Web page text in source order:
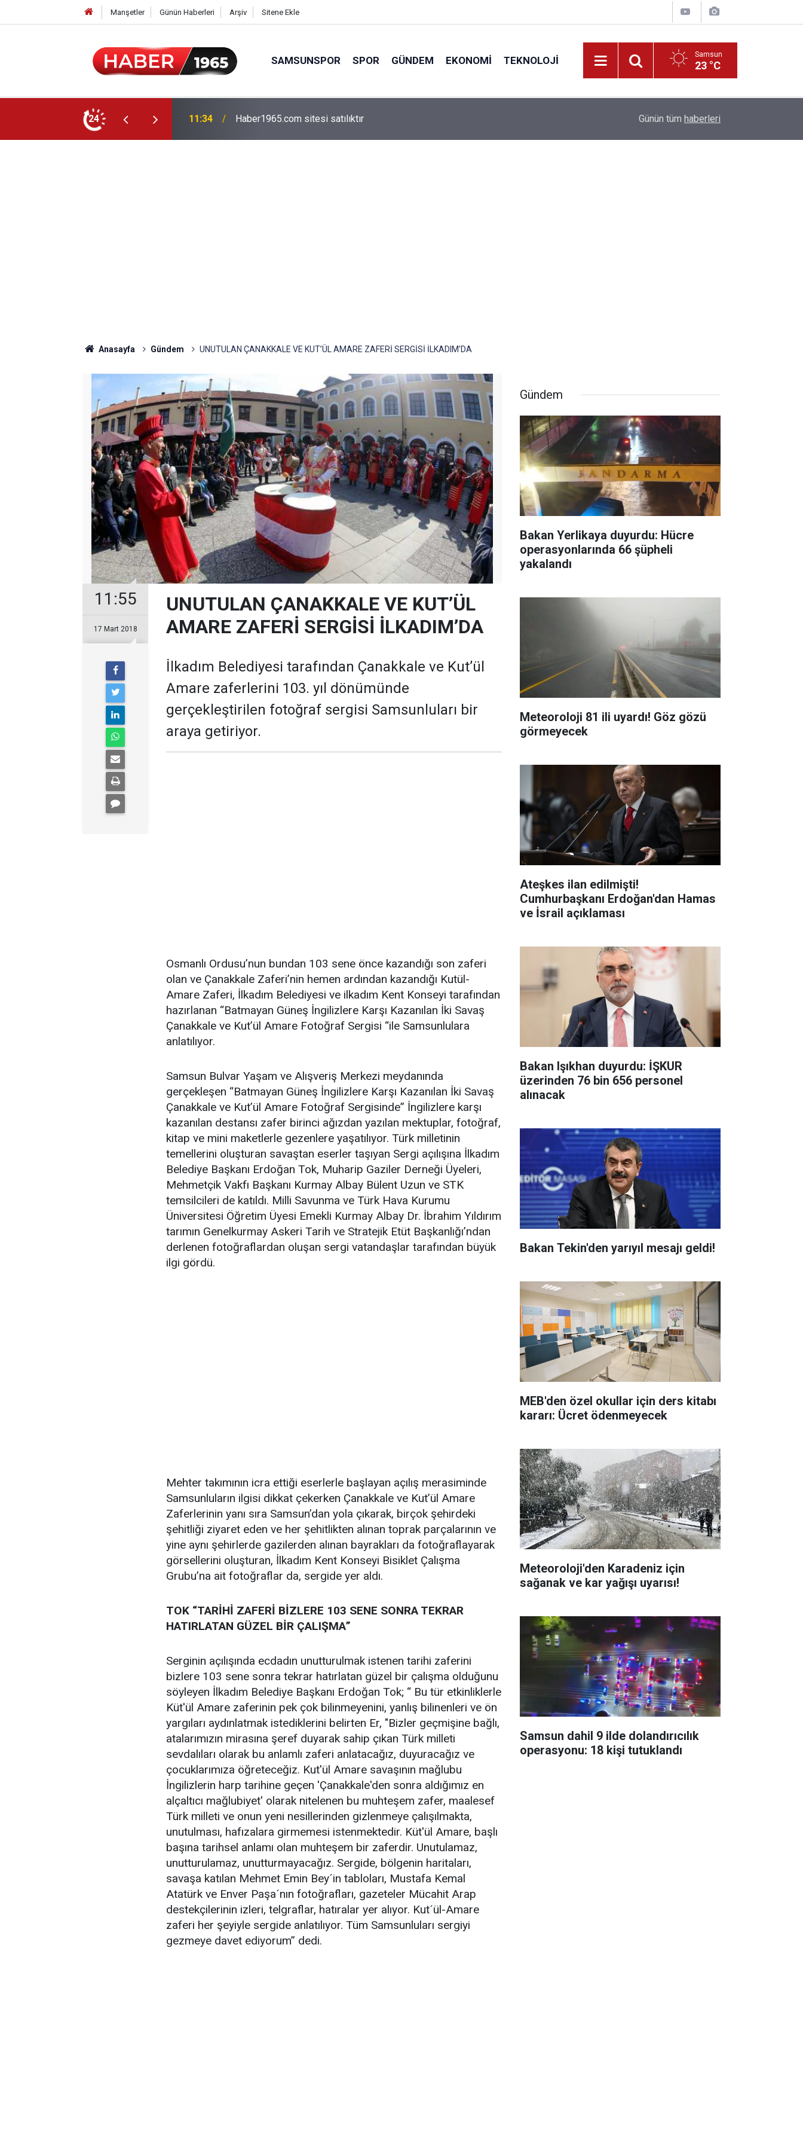
Manşetler Günün Haberleri Arşiv Sitene Ekle
SAMSUNSPOR SPOR GÜNDEM EKONOMI TEKNOLOJI Samsun
23 °C
24 15:52 Milyonlarca emekliyi ilgilendiriyor: Zamlı maaşlar hesaplarda Fahiş fiyatlar nedeniyle işletmelere 101 milyon
Günün tüm haberleri
Anasayfa Gündem UNUTULAN ÇANAKKALE VE KUT’ÜL AMARE ZAFERİ SERGİSİ İLKADIM’DA
11:55
17 Mart 2018
UNUTULAN ÇANAKKALE VE KUT’ÜL
AMARE ZAFERİ SERGİSİ İLKADIM’DA
İlkadım Belediyesi tarafından Çanakkale ve Kut’ül
Amare zaferlerini 103. yıl dönümünde
gerçekleştirilen fotoğraf sergisi Samsunluları bir
araya getiriyor.
Osmanlı Ordusu’nun bundan 103 sene önce kazandığı son zaferi
olan ve Çanakkale Zaferi’nin hemen ardından kazandığı Kutül-
Amare Zaferi, İlkadım Belediyesi ve ilkadım Kent Konseyi tarafından
hazırlanan “Batmayan Güneş İngilizlere Karşı Kazanılan İki Savaş
Çanakkale ve Kut’ül Amare Fotoğraf Sergisi “ile Samsunlulara
anlatılıyor.
Samsun Bulvar Yaşam ve Alışveriş Merkezi meydanında
gerçekleşen “Batmayan Güneş İngilizlere Karşı Kazanılan İki Savaş
Çanakkale ve Kut’ül Amare Fotoğraf Sergisinde” İngilizlere karşı
kazanılan destansı zafer birinci ağızdan yazılan mektuplar, fotoğraf,
kitap ve mini maketlerle gezenlere yaşatılıyor. Türk milletinin
temellerini oluşturan savaştan eserler taşıyan Sergi açılışına İlkadım
Belediye Başkanı Erdoğan Tok, Muharip Gaziler Derneği Üyeleri,
Mehmetçik Vakfı Başkanı Kurmay Albay Bülent Uzun ve STK
temsilcileri de katıldı. Milli Savunma ve Türk Hava Kurumu
Üniversitesi Öğretim Üyesi Emekli Kurmay Albay Dr. İbrahim Yıldırım
tarımın Genelkurmay Askeri Tarih ve Stratejik Etüt Başkanlığı’ndan
derlenen fotoğraflardan oluşan sergi vatandaşlar tarafından büyük
ilgi gördü.
Mehter takımının icra ettiği eserlerle başlayan açılış merasiminde
Samsunluların ilgisi dikkat çekerken Çanakkale ve Kut’ül Amare
Zaferlerinin yanı sıra Samsun’dan yola çıkarak, birçok şehirdeki
şehitliği ziyaret eden ve her şehitlikten alınan toprak parçalarının ve
yine aynı şehirlerde gazilerden alınan bayrakları da fotoğraflayarak
görsellerini oluşturan, İlkadım Kent Konseyi Bisiklet Çalışma
Grubu’na ait fotoğraflar da, sergide yer aldı.
TOK “TARİHİ ZAFERİ BİZLERE 103 SENE SONRA TEKRAR
HATIRLATAN GÜZEL BİR ÇALIŞMA”
Serginin açılışında ecdadın unutturulmak istenen tarihi zaferini
bizlere 103 sene sonra tekrar hatırlatan güzel bir çalışma olduğunu
söyleyen İlkadım Belediye Başkanı Erdoğan Tok; “ Bu tür etkinliklerle
Küt'ül Amare zaferinin pek çok bilinmeyenini, yanlış bilinenleri ve ön
yargıları aydınlatmak istediklerini belirten Er, "Bizler geçmişine bağlı,
atalarımızın mirasına şeref duyarak sahip çıkan Türk milleti
sevdalıları olarak bu anlamlı zaferi anlatacağız, duyuracağız ve
çocuklarımıza öğreteceğiz. Kut'ül Amare savaşının mağlubu
İngilizlerin harp tarihine geçen 'Çanakkale'den sonra aldığımız en
alçaltıcı mağlubiyet' olarak nitelenen bu muhteşem zafer, maalesef
Türk milleti ve onun yeni nesillerinden gizlenmeye çalışılmakta,
unutulması, hafızalara girmemesi istenmektedir. Küt'ül Amare, başlı
başına tarihsel anlamı olan muhteşem bir zaferdir. Unutulamaz,
unutturulamaz, unutturmayacağız. Sergide, bölgenin haritaları,
savaşa katılan Mehmet Emin Bey´in tabloları, Mustafa Kemal
Atatürk ve Enver Paşa´nın fotoğrafları, gazeteler Mücahit Arap
destekçilerinin izleri, telgraflar, hatıralar yer alıyor. Kut´ül-Amare
zaferi her şeyiyle sergide anlatılıyor. Tüm Samsunluları sergiyi
gezmeye davet ediyorum” dedi.
Gündem
Bakan Yerlikaya duyurdu: Hücre
operasyonlarında 66 şüpheli
yakalandı
Meteoroloji 81 ili uyardı! Göz gözü
görmeyecek
Ateşkes ilan edilmişti!
Cumhurbaşkanı Erdoğan'dan Hamas
ve İsrail açıklaması
Bakan Işıkhan duyurdu: İŞKUR
üzerinden 76 bin 656 personel
alınacak
Bakan Tekin'den yarıyıl mesajı geldi!
MEB'den özel okullar için ders kitabı
kararı: Ücret ödenmeyecek
Meteoroloji'den Karadeniz için
sağanak ve kar yağışı uyarısı!
Samsun dahil 9 ilde dolandırıcılık
operasyonu: 18 kişi tutuklandı